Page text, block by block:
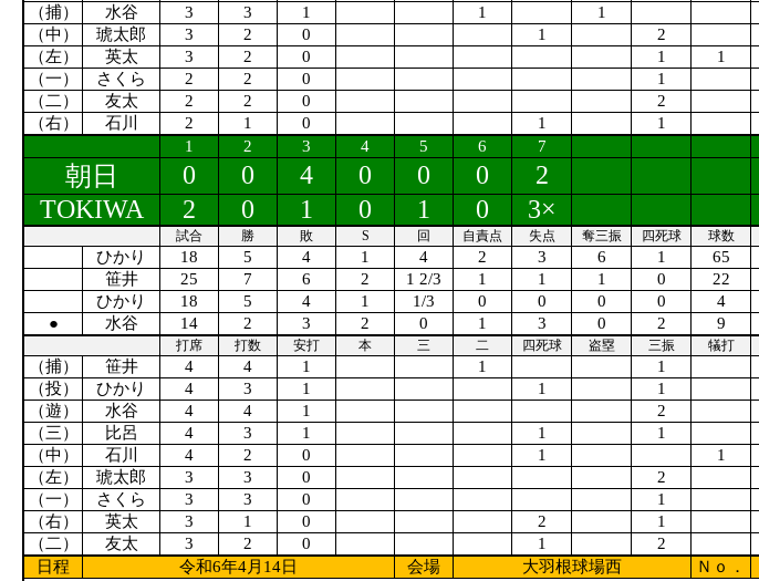
（捕）
水谷 3 3 1 1 1
（中）
琥太郎 3 2 0 1 2
（左）
英太 3 2 0 1 1
（一）
さくら 2 2 0 1
（二）
友太 2 2 0 2
（右）
石川 2 1 0 1 1
1
2 3 4 5 6 7
朝日 0 0 4 0 0 0 2
TOKIWA
2 0 1 0 1 0 3×
試合 勝 敗 S 回 自責点 失点 奪三振 四死球 球数
ひかり 18 5 4 1 4 2 3 6 1 65
笹井
25 7 6 2 1 2/3 1 1 1 0 22
ひかり
18 5 4 1 1/3 0 0 0 0 4
●
水谷 14 2 3 2 0 1 3 0 2 9
打席 打数 安打 本 三 二 四死球 盗塁 三振 犠打
（捕） 笹井 4 4 1 1 1
（投）
ひかり 4 3 1 1 1
（遊）
水谷 4 4 1 2
（三）
比呂 4 3 1 1 1
（中）
石川 4 2 0 1 1
（左）
琥太郎 3 3 0 2
（一）
さくら 3 3 0 1
（右）
英太 3 1 0 2 1
（二）
友太 3 2 0 1 2
日程
令和6年4月14日 会場 大羽根球場西 Ｎｏ．